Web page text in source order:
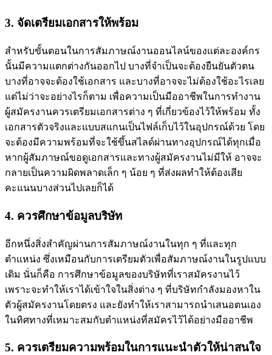
3. จัดเตรียมเอกสารให้พร้อม
สำหรับขั้นตอนในการสัมภาษณ์งานออนไลน์ของแต่ละองค์กร
นั้นมีความแตกต่างกันออกไป บางที่จำเป็นจะต้องยืนยันตัวตน
บางที่อาจจะต้องใช้เอกสาร และบางที่อาจจะไม่ต้องใช้อะไรเลย
แต่ไม่ว่าจะอย่างไรก็ตาม เพื่อความเป็นมืออาชีพในการทำงาน
ผู้สมัครงานควรเตรียมเอกสารต่าง ๆ ที่เกี่ยวข้องไว้ให้พร้อม ทั้ง
เอกสารตัวจริงและแบบสแกนเป็นไฟล์เก็บไว้ในอุปกรณ์ด้วย โดย
จะต้องมีความพร้อมที่จะใช้ขึ้นสไลด์ผ่านทางอุปกรณ์ได้ทุกเมื่อ
หากผู้สัมภาษณ์ขอดูเอกสารและทางผู้สมัครงานไม่มีให้ อาจจะ
กลายเป็นความผิดพลาดเล็ก ๆ น้อย ๆ ที่ส่งผลทำให้ต้องเสีย
คะแนนบางส่วนไปเลยก็ได้
4. ควรศึกษาข้อมูลบริษัท
อีกหนึ่งสิ่งสำคัญผ่านการสัมภาษณ์งานในทุก ๆ ที่และทุก
ตำแหน่ง ซึ่งเหมือนกับการเตรียมตัวเพื่อสัมภาษณ์งานในรูปแบบ
เดิม นั่นก็คือ การศึกษาข้อมูลของบริษัทที่เราสมัครงานไว้
เพราะจะทำให้เราได้เข้าใจในสิ่งต่าง ๆ ที่บริษัทกำลังมองหาใน
ตัวผู้สมัครงานโดยตรง และยังทำให้เราสามารถนำเสนอตนเอง
ในทิศทางที่เหมาะสมกับตำแหน่งที่สมัครไว้ได้อย่างมืออาชีพ
5. ควรเตรียมความพร้อมในการแนะนำตัวให้น่าสนใจ